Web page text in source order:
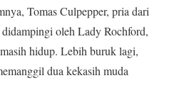
Tomas Culpepper, pria dari
oleh Lady Rochford,
hidup. Lebih buruk lagi,
dua kekasih muda